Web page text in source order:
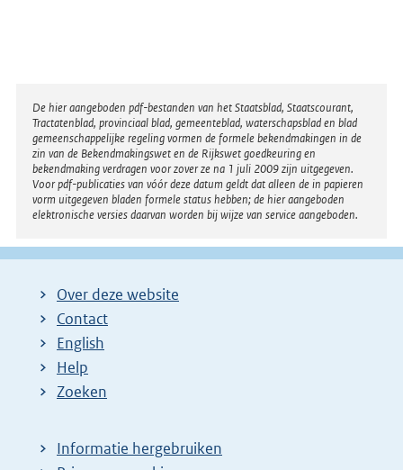
Disclaimer
De hier aangeboden pdf-bestanden van het Staatsblad, Staatscourant,
Tractatenblad, provinciaal blad, gemeenteblad, waterschapsblad en blad
gemeenschappelijke regeling vormen de formele bekendmakingen in de
zin van de Bekendmakingswet en de Rijkswet goedkeuring en
bekendmaking verdragen voor zover ze na 1 juli 2009 zijn uitgegeven.
Voor pdf-publicaties van vóór deze datum geldt dat alleen de in papieren
vorm uitgegeven bladen formele status hebben; de hier aangeboden
elektronische versies daarvan worden bij wijze van service aangeboden.
Over deze website
Contact
English
Help
Zoeken
Informatie hergebruiken